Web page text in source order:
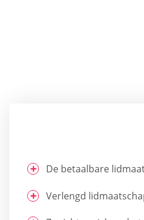
De betaalbare
Verlengd